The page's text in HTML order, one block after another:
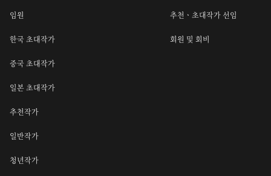
임원
한국 초대작가
중국 초대작가
일본 초대작가
추천작가
일반작가
청년작가
추천ㆍ초대작가 선임
회원 및 회비